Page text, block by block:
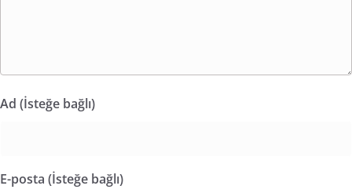
Ad (İsteğe bağlı)
E-posta (İsteğe bağlı)